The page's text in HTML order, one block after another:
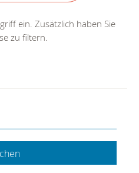
ein. Zusätzlich haben Sie
zu filtern.